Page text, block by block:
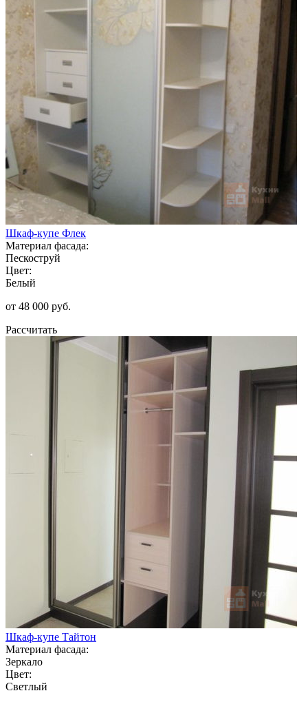
Шкаф-купе Флек
Материал фасада:
Пескоструй
Цвет:
Белый
от 48 000 руб.
Рассчитать
Шкаф-купе Тайтон
Материал фасада:
Зеркало
Цвет:
Светлый